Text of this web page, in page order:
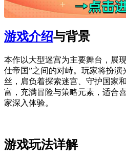
游戏介绍与背景
本作以大型迷宫为主要舞台，展
仕帝国”之间的对峙。玩家将扮
丝，肩负着探索迷宫、守护国家
富，充满冒险与策略元素，适合
家深入体验。
游戏玩法详解